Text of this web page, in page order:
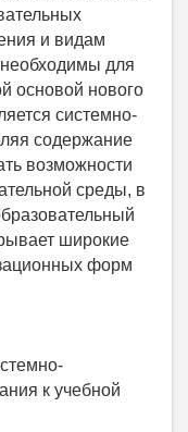
и видам
для
основой нового
системно-
содержание
возможности
среды, в
широкие
форм
к учебной